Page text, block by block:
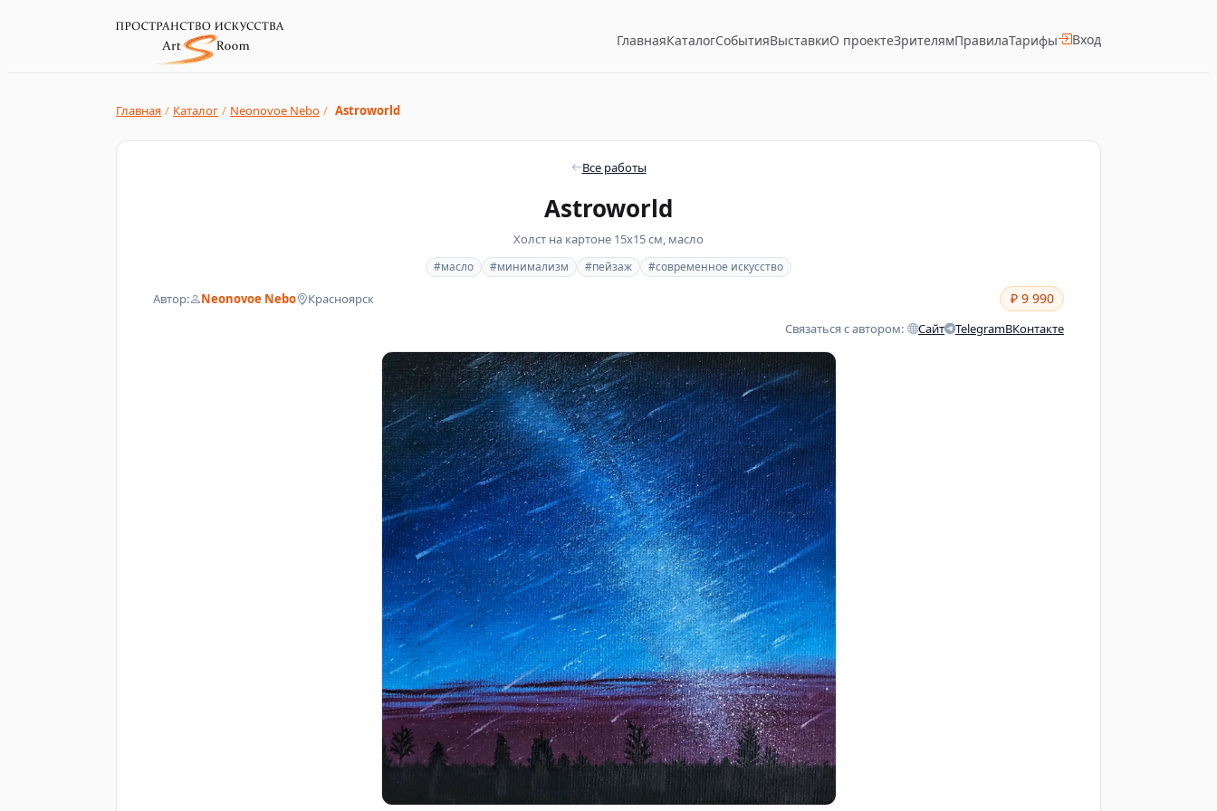
ГлавнаяКаталогСобытияВыставкиО проектеЗрителямПравилаТарифы Вход
Главная / Каталог / Neonovoe Nebo / Astroworld
Все работы
Astroworld
Холст на картоне 15х15 см, масло
#масло #минимализм #пейзаж #современное искусство
Автор: Neonovoe Nebo
Красноярск
Связаться с автором:
Сайт TelegramВКонтакте
₽ 9 990